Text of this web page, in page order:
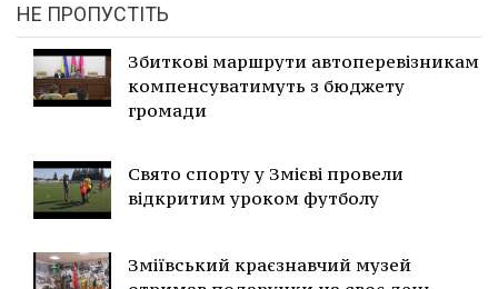
НЕ ПРОПУСТІТЬ
Збиткові маршрути автоперевізникам
компенсуватимуть з бюджету
громади
Свято спорту у Змієві провели
відкритим уроком футболу
Зміївський краєзнавчий музей